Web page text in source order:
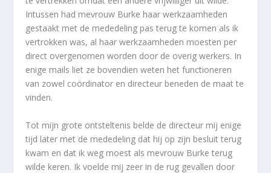
Intussen had mevrouw Burke haar werkzaamheden
gestaakt met de mededeling pas terug te komen als ik
vertrokken was, al haar werkzaamheden moesten per
direct overgenomen worden door de overig werkers. In
enige mails liet ze bovendien weten het functioneren
van zowel coördinator en directeur beneden de maat te
vinden.
Tot mijn grote ontsteltenis belde de directeur mij enige
tijd later met de mededeling dat hij op zijn besluit terug
kwam en dat ik weg moest als mevrouw Burke terug
wilde keren. Ik voelde mij zeer in de rug gevallen door